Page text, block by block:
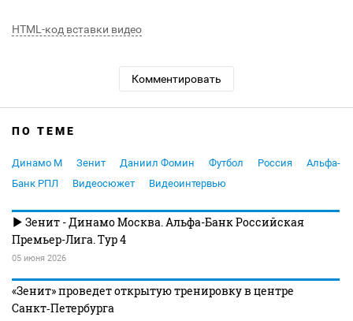
HTML-код вставки видео
Комментировать
ПО ТЕМЕ
Динамо М Зенит Даниил Фомин Футбол Россия
Альфа-
Банк РПЛ
Видеосюжет Видеоинтервью
Зенит - Динамо Москва. Альфа-Банк Российская
Премьер-Лига. Тур 4
05 июня 2026
«Зенит» проведет открытую тренировку в центре
Санкт‑Петербурга